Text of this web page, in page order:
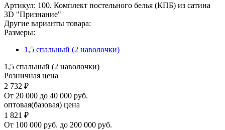
Артикул: 100. Комплект постельного белья (КПБ) из сатина
3D "Признание"
Другие варианты товара:
Размеры:
1,5 спальный (2 наволочки)
1,5 спальный (2 наволочки)
Розничная цена
2 732 ₽
От 20 000 до 40 000 руб.
оптовая(базовая) цена
1 821 ₽
От 100 000 руб. до 200 000 руб.